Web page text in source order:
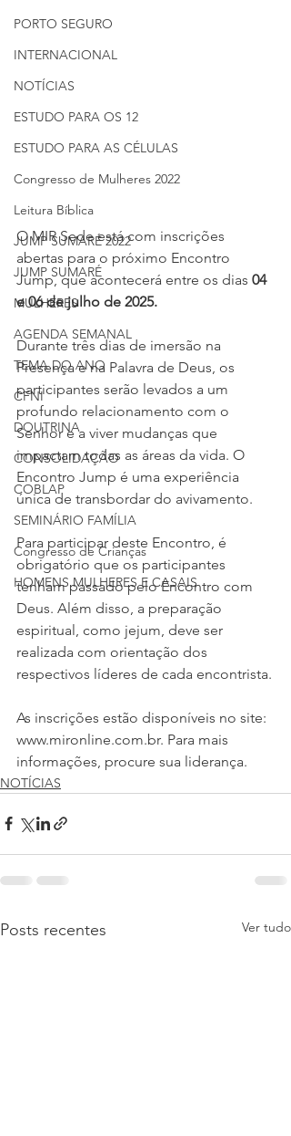
PORTO SEGURO
INTERNACIONAL
NOTÍCIAS
ESTUDO PARA OS 12
ESTUDO PARA AS CÉLULAS
Congresso de Mulheres 2022
Leitura Bíblica
JUMP SUMARÉ 2022
JUMP SUMARÉ
MULHERES
AGENDA SEMANAL
TEMA DO ANO
CFNI
DOUTRINA
CONSOLIDAÇÃO
COBLAP
SEMINÁRIO FAMÍLIA
Congresso de Crianças
HOMENS MULHERES E CASAIS
O MIR Sede está com inscrições
abertas para o próximo Encontro
Jump, que acontecerá entre os dias 04
e 06 de julho de 2025.
Durante três dias de imersão na
Presença e na Palavra de Deus, os
participantes serão levados a um
profundo relacionamento com o
Senhor e a viver mudanças que
impactam todas as áreas da vida. O
Encontro Jump é uma experiência
única de transbordar do avivamento.
Para participar deste Encontro, é
obrigatório que os participantes
tenham passado pelo Encontro com
Deus. Além disso, a preparação
espiritual, como jejum, deve ser
realizada com orientação dos
respectivos líderes de cada encontrista.
As inscrições estão disponíveis no site:
www.mironline.com.br. Para mais
informações, procure sua liderança.
NOTÍCIAS
Posts recentes Ver tudo